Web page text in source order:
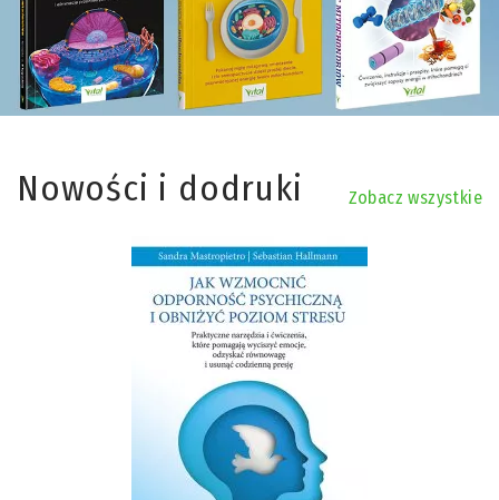
Nowości i dodruki Zobacz wszystkie